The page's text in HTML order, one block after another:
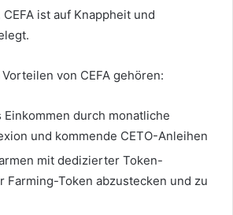
ist auf Knappheit und
von CEFA gehören:
Einkommen durch monatliche
und kommende CETO-Anleihen
mit dedizierter Token-
Farming-Token abzustecken und zu